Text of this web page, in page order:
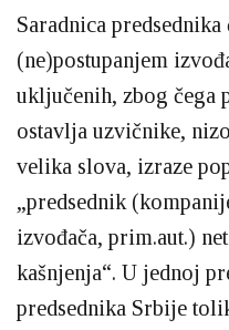
Saradnica
(ne)postupanjem
uključenih, zbog čega
ostavlja uzvičnike,
velika slova, izraze
„predsednik
izvođača, prim.aut.)
kašnjenja“. U jednoj
predsednika Srbije